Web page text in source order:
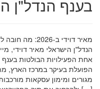
בענף הנדל"ן
מאיר דוידי ב-
הנדל"ן הישראלי מאיר דוידי,
אחת הפעילויות הבולטות
הפועלת בעיקר במרכז הארץ,